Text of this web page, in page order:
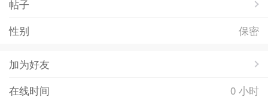
帖子
性别
保密
加为好友
在线时间
0 小时